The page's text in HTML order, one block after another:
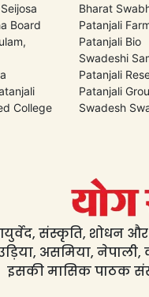
Board
College
Bharat
Patanjali
Patanjali Bio
Swadeshi
Patanjali
Patanjali
Swadesh
संस्कृति, शोधन और
असमिया,
इसकी मासिक पाठक